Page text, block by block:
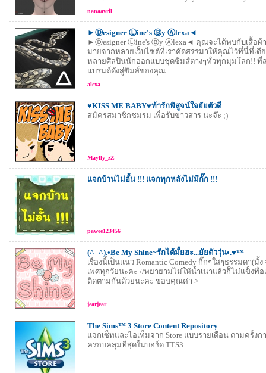
nanaavril
►Ⓓesigner Ⓛine's Ⓑy Ⓐlexa◄
►Ⓓesigner Ⓛine's Ⓑy Ⓐlexa◄ คุณจะได้พบกับเสื้อผ้
มายจากหลายเว็บไซต์ที่เราคัดสรรมาให้คุณไว้ที่นี่ที่เดี
หลายศิลปินนักออกแบบชุดซิมส์ต่างๆทั่วทุกมุมโลก!! ที่ส่
แบรนด์ดังสู่ซิมส์ของคุณ
alexa
♥KISS ME BABY♥ท้ารักพิสูจน์ใจยัยตัวดี
สมัครสมาชิกชมรม เพื่อรับข่าวสาร นะจ๊ะ ;)
Mayfly_zZ
แจกบ้านไม่อั้น !!! แจกทุกหลังไม่มีกั๊ก !!!
pawee123456
(^_^).•Be My Shine~รักได้มั้ยฮะ...ยัยตัววุ่น•.♥™
เรื่องนี้เป็นแนว Romantic Comedy กิ๊กๆใสๆธรรมดา(มั้
เพศทุกวัยนะคะ //พยายามไม่ให้น้ำเน่าแล้วก็ไม่แข็งทื่อ
ติดตามกันด้วยนะคะ ขอบคุณค่า >
jearjear
The Sims™ 3 Store Content Repository
แจกเซ็ทและไอเท็มจาก Store แบบรายเดือน ตามครั้งก
ครอบคลุมที่สุดในบอร์ด TTS3